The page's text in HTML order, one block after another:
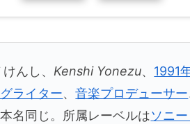
けんし、 Kenshi Yonezu、 1991
ライター、音楽プロデューサー
名同じ。所属レーベルはソニ